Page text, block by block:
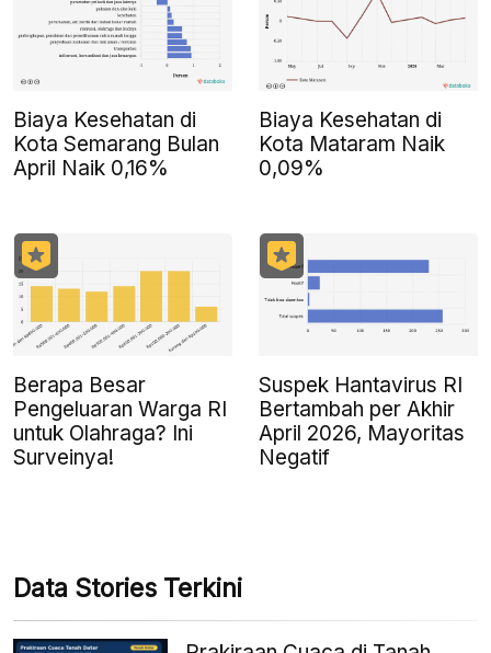
Biaya Kesehatan di
Kota Semarang Bulan
April Naik 0,16%
Biaya Kesehatan di
Kota Mataram Naik
0,09%
Berapa Besar
Pengeluaran Warga RI
untuk Olahraga? Ini
Surveinya!
Suspek Hantavirus RI
Bertambah per Akhir
April 2026, Mayoritas
Negatif
Data Stories Terkini